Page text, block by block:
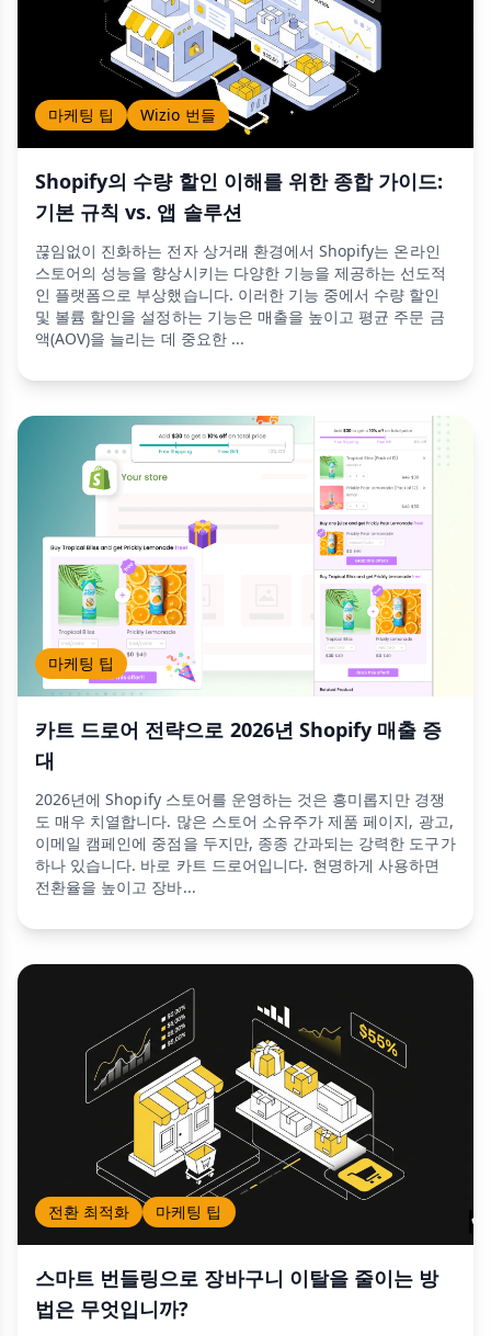
마케팅 팁 Wizio 번들
Shopify의 수량 할인 이해를 위한 종합 가이드:
기본 규칙 vs. 앱 솔루션
끊임없이 진화하는 전자 상거래 환경에서 Shopify는 온라인
스토어의 성능을 향상시키는 다양한 기능을 제공하는 선도적
인 플랫폼으로 부상했습니다. 이러한 기능 중에서 수량 할인
및 볼륨 할인을 설정하는 기능은 매출을 높이고 평균 주문 금
액(AOV)을 늘리는 데 중요한 ...
마케팅 팁
카트 드로어 전략으로 2026년 Shopify 매출 증
대
2026년에 Shopify 스토어를 운영하는 것은 흥미롭지만 경쟁
도 매우 치열합니다. 많은 스토어 소유주가 제품 페이지, 광고,
이메일 캠페인에 중점을 두지만, 종종 간과되는 강력한 도구가
하나 있습니다. 바로 카트 드로어입니다. 현명하게 사용하면
전환율을 높이고 장바...
전환 최적화 마케팅 팁
스마트 번들링으로 장바구니 이탈을 줄이는 방
법은 무엇입니까?